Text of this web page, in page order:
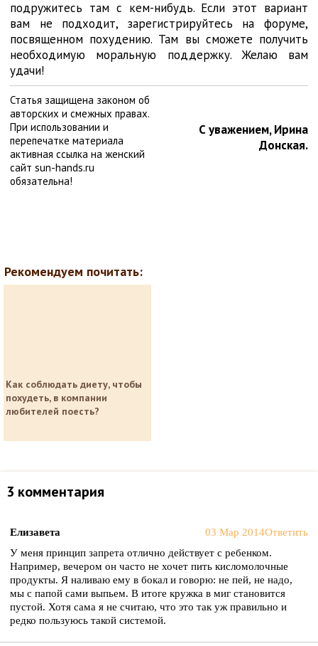
подружитесь там с кем-нибудь. Если этот вариант
вам не подходит, зарегистрируйтесь на форуме,
посвященном похудению. Там вы сможете получить
необходимую моральную поддержку. Желаю вам
удачи!
Статья защищена законом об
авторских и смежных правах.
При использовании и
перепечатке материала
активная ссылка на женский
сайт sun-hands.ru
обязательна!
С уважением, Ирина
Донская.
Рекомендуем почитать:
Как соблюдать диету, чтобы
похудеть, в компании
любителей поесть?
3 комментария
Елизавета 03 Мар 2014Ответить
У меня принцип запрета отлично действует с ребенком.
Например, вечером он часто не хочет пить кисломолочные
продукты. Я наливаю ему в бокал и говорю: не пей, не надо,
мы с папой сами выпьем. В итоге кружка в миг становится
пустой. Хотя сама я не считаю, что это так уж правильно и
редко пользуюсь такой системой.